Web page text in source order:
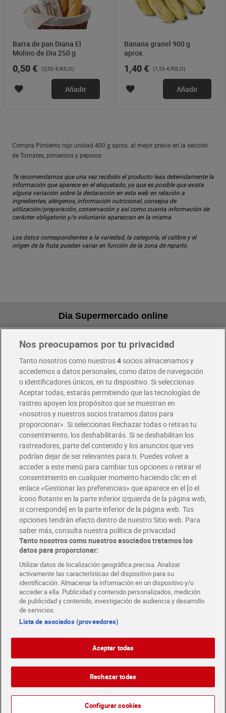
Barra de pan Diana El
Molino de Dia 250 g
0,50 € (2,00 €/KILO)
Añadir
Banana granel 900 g
aprox.
1,40 € (1,55 €/KILO)
Añadir
Compra Pimiento rojo unidad 400 g aprox. al mejor precio en la sección
de Tomates, pimientos y pepinos
Te recomendamos que una vez recibido el producto leas detenidamente la
información que aparece en el etiquetado, ya que es posible que exista
alguna variación sobre la declaración en esta web en relación a
ingredientes, alérgenos, información nutricional, consejos de
utilización/preparación, conservación y así como cuanta información de
carácter obligatorio y/o voluntario aparezcan en la misma.
Los datos correspondientes a la variedad, la categoría, el calibre y el
origen de la fruta pueden variar en función de la zona de reparto.
Dia Supermercado online
Pide hoy, recibe hoy
Envío gratis por compras superiores a 100€
Envío estandar por 4,99€
Glovo y Uber Eats
Solicita tu factura de Glovo o Uber Eats
Únete al CLUB Dia
Disfruta las ventajas y ofertas exclusivas.
Descárgate la APP Dia
Folletos y Tiendas
Descubre las mejores ofertas y busca tu tienda más cercana
Tarjeta MaX Dia
Te devuelve hasta 8€/mes de tus compras.
¡Solicita tu tarjeta de crédito aquí!
COMER MEJOR CADA DIA
COLABORA CON DIA ABRE TU TIENDA DIA CORPORATE
EnglishPolítica de privacidad Política de cookies
Condiciones de compra
Nos preocupamos por tu privacidad
Tanto nosotros como nuestros4socios almacenamos y
accedemos a datos personales, como datos de navegación
o identificadores únicos, en tu dispositivo. Si seleccionas
Aceptar todas, estarás permitiendo que las tecnologías de
rastreo apoyen los propósitos que se muestran en
«nosotros y nuestros socios tratamos datos para
proporcionar». Si seleccionas Rechazar todas o retiras tu
consentimiento, los deshabilitarás. Si se deshabilitan los
rastreadores, parte del contenido y los anuncios que ves
podrían dejar de ser relevantes para ti. Puedes volver a
acceder a este menú para cambiar tus opciones o retirar el
consentimiento en cualquier momento haciendo clic en el
enlace «Gestionar las preferencias» que aparece en el [o el
ícono flotante en la parte inferior izquierda de la página web,
si corresponde] en la parte inferior de la página web. Tus
opciones tendrán efecto dentro de nuestro Sitio web. Para
saber más, consulta nuestra política de privacidad.
Tanto nosotros como nuestros asociados tratamos los
datos para proporcionar:
Utilizar datos de localización geográfica precisa. Analizar
activamente las características del dispositivo para su
identificación. Almacenar la información en un dispositivo y/o
acceder a ella. Publicidad y contenido personalizados, medición
de publicidad y contenido, investigación de audiencia y desarrollo
de servicios.
Lista de asociados (proveedores)
Aceptar todas
Rechazar todas
Configurar cookies